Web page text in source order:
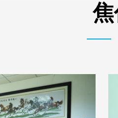
有限公司营业执照